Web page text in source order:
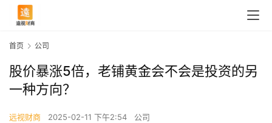
首页 公司
股价暴涨5倍，老铺黄金会不会是投资的另
一种方向？
远视财商 2025-02-11 下午2:54 公司